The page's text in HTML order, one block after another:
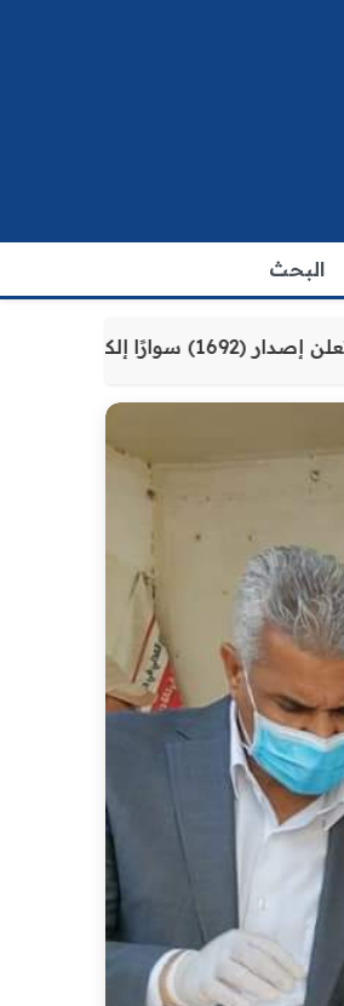
البحث
وزارة العدل تعلن إصدار (1692) سوارًا إلكترونيًا لنزلاء سجن الناصرية المركزي لتنظيم التعاملات المالية داخل المؤسسات الإصلاحية